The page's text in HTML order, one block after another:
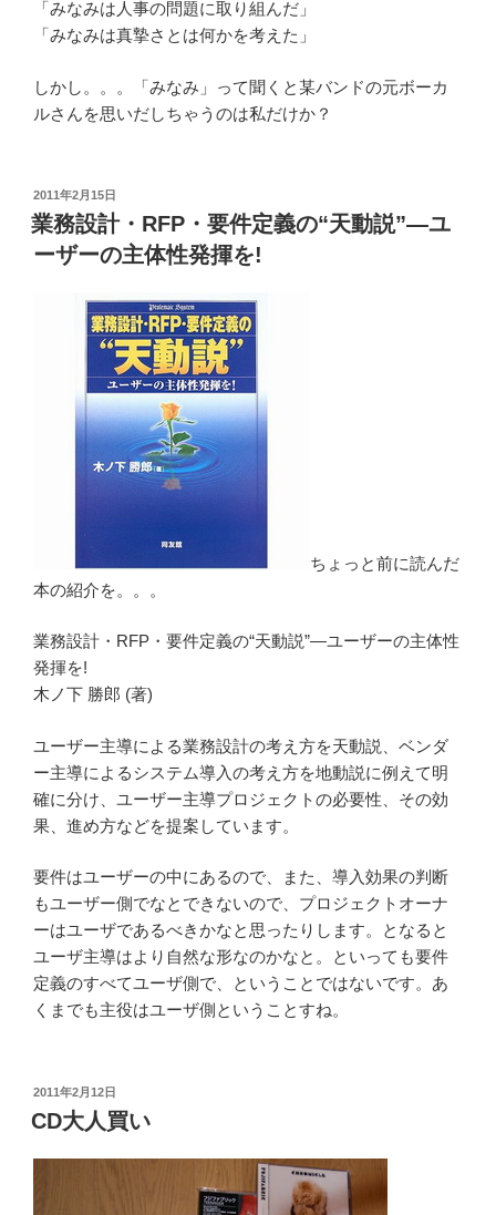
「みなみは人事の問題に取り組んだ」
「みなみは真摯さとは何かを考えた」
しかし。。。「みなみ」って聞くと某バンドの元ボーカ
ルさんを思いだしちゃうのは私だけか？
投
稿
日:
2011年2月15日
業務設計・RFP・要件定義の“天動説”―ユ
ーザーの主体性発揮を!
ちょっと前に読んだ
本の紹介を。。。
業務設計・RFP・要件定義の“天動説”―ユーザーの主体性
発揮を!
木ノ下 勝郎 (著)
ユーザー主導による業務設計の考え方を天動説、ベンダ
ー主導によるシステム導入の考え方を地動説に例えて明
確に分け、ユーザー主導プロジェクトの必要性、その効
果、進め方などを提案しています。
要件はユーザーの中にあるので、また、導入効果の判断
もユーザー側でなとできないので、プロジェクトオーナ
ーはユーザであるべきかなと思ったりします。となると
ユーザ主導はより自然な形なのかなと。といっても要件
定義のすべてユーザ側で、ということではないです。あ
くまでも主役はユーザ側ということすね。
投
稿
日:
2011年2月12日
CD大人買い